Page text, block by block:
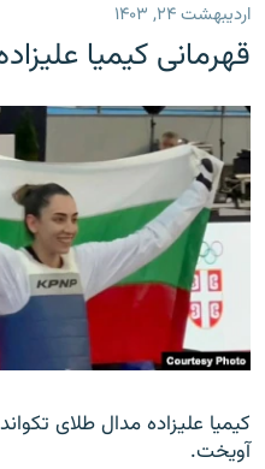
اردیبهشت ۲۴, ۱۴۰۳
قهرمانی کیمیا
کیمیا علیزاده مدال طلای
آویخت.